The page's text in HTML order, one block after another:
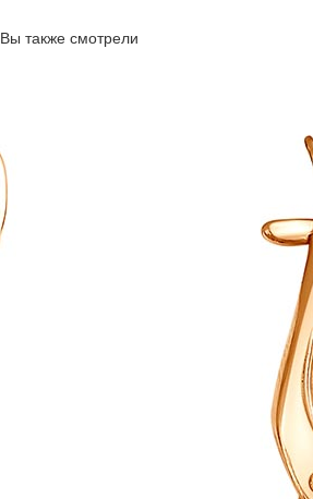
Вы также смотрели